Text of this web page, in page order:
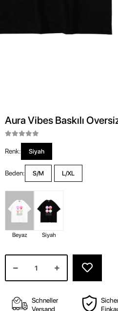
Aura Vibes Baskılı
Renk: Siyah
Beden: S/M L/XL
Beyaz Siyah
Schneller
Versand